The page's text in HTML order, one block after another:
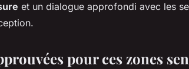
et un dialogue approfondi avec les
pour ces zones